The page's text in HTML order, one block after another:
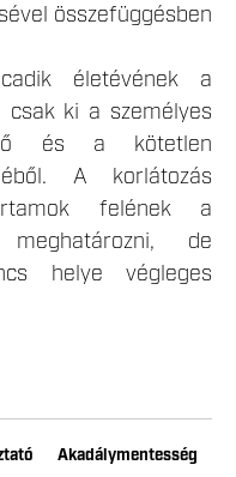
összefüggésben
életévének a
ki a személyes
és a kötetlen
A korlátozás
felének a
de
helye végleges
Akadálymentesség